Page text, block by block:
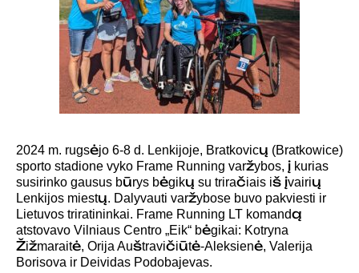
2024 m. rugsėjo 6-8 d. Lenkijoje, Bratkovicų (Bratkowice)
sporto stadione vyko Frame Running varžybos, į kurias
susirinko gausus būrys bėgikų su triračiais iš įvairių
Lenkijos miestų. Dalyvauti varžybose buvo pakviesti ir
Lietuvos triratininkai. Frame Running LT komandą
atstovavo Vilniaus Centro „Eik“ bėgikai: Kotryna
Žižmaraitė, Orija Auštravičiūtė-Aleksienė, Valerija
Borisova ir Deividas Podobajevas.